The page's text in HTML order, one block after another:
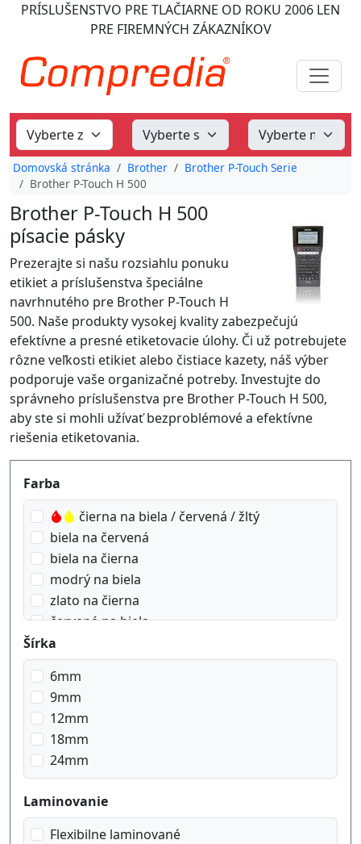
PRÍSLUŠENSTVO PRE TLAČIARNE OD ROKU 2006 LEN
PRE FIREMNÝCH ZÁKAZNÍKOV
Domovská stránka Brother
Brother P-Touch Serie
Brother P-Touch H 500
Brother P-Touch H 500
písacie pásky
Prezerajte si našu rozsiahlu ponuku
etikiet a príslušenstva špeciálne
navrhnutého pre Brother P-Touch H
500. Naše produkty vysokej kvality zabezpečujú
efektívne a presné etiketovacie úlohy. Či už potrebujete
rôzne veľkosti etikiet alebo čistiace kazety, náš výber
podporuje vaše organizačné potreby. Investujte do
správneho príslušenstva pre Brother P-Touch H 500,
aby ste si mohli užívať bezproblémové a efektívne
riešenia etiketovania.
Produktfilter
Farba
čierna na biela / červená / žltý
biela na červená
biela na čierna
modrý na biela
zlato na čierna
červená na biela
čierna na biela
čierna na matná strieborná
čierna na modrý
čierna na priehľadný
čierna na priehľadný matt
čierna na signal oranžový
čierna na signal žltý
čierna na červená
čierna na žltý
Šírka
6mm
9mm
12mm
18mm
24mm
Laminovanie
Flexibilne laminované